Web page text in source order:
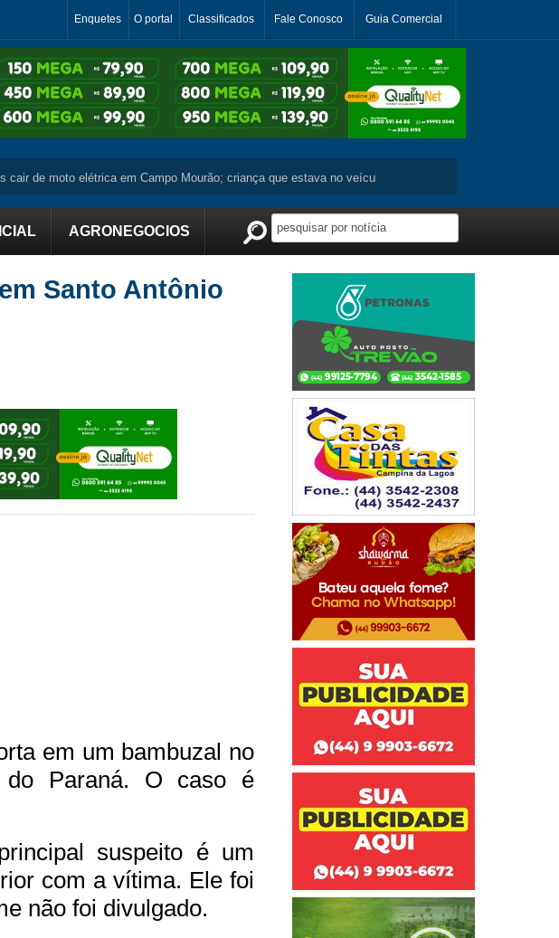
Enquetes O portal Classificados Fale Conosco Guia Comercial
moto elétrica em Campo Mourão; criança que estava no veículo não se machuca ...
AGRONEGOCIOS
Santo Antônio
em um bambuzal no
do Paraná. O caso é
suspeito é um
com a vítima. Ele foi
não foi divulgado.